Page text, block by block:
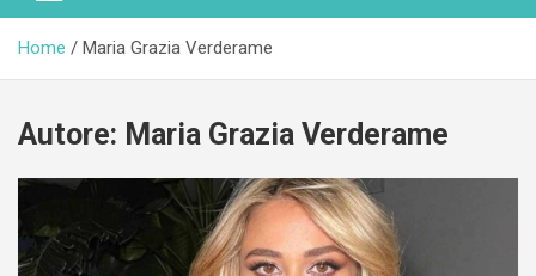
Home Maria Grazia Verderame
Autore: Maria Grazia Verderame